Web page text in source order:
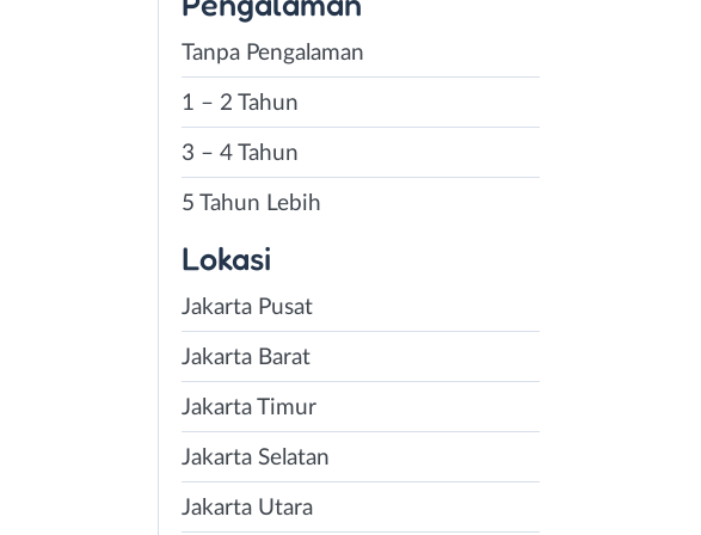
Tanpa Pengalaman
1 – 2 Tahun
3 – 4 Tahun
5 Tahun Lebih
Lokasi
Jakarta Pusat
Jakarta Barat
Jakarta Timur
Jakarta Selatan
Jakarta Utara